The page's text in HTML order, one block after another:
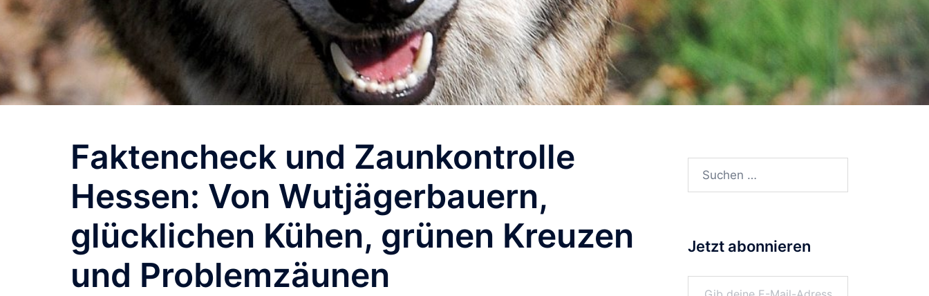
Faktencheck und Zaunkontrolle
Hessen: Von Wutjägerbauern,
glücklichen Kühen, grünen Kreuzen
und Problemzäunen
Suchen
Jetzt abonnieren
Gib deine E-Mail-Adresse ein ...